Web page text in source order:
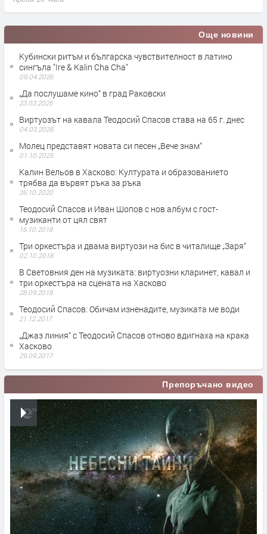
Още новини
Кубински ритъм и българска чувствителност в латино
сингъла "Ire & Kalin Cha Cha"
09.04.2026
„Да послушаме кино“ в град Раковски
23.03.2026
Виртуозът на кавала Теодосий Спасов става на 65 г. днес
04.03.2026
Молец представят новата си песен „Вече знам“
01.10.2025
Калин Вельов в Хасково: Културата и образованието
трябва да вървят ръка за ръка
26.10.2020
Теодосий Спасов и Иван Шопов с нов албум с гост-
музиканти от цял свят
16.10.2018
Три оркестъра и двама виртуози на бис в читалище „Заря“
02.10.2018
В Световния ден на музиката: виртуозни кларинет, кавал и
три оркестъра на сцената на Хасково
28.09.2018
Теодосий Спасов: Обичам изненадите, музиката ме води
21.12.2017
„Джаз линия“ с Теодосий Спасов отново вдигнаха на крака
Хасково
29.09.2017
Препоръчано видео